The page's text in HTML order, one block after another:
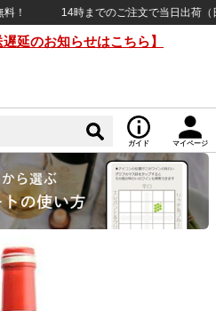
14時までのご注文で当日出荷（日
延のお知らせはこちら】
ガイド マイページ